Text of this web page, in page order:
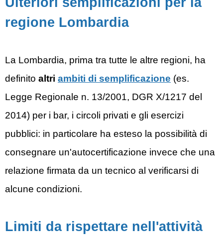
regione Lombardia
La Lombardia, prima tra tutte le altre regioni, ha
definito altri ambiti di semplificazione (es.
Legge Regionale n. 13/2001, DGR X/1217 del
2014) per i bar, i circoli privati e gli esercizi
pubblici: in particolare ha esteso la possibilità di
consegnare un'autocertificazione invece che una
relazione firmata da un tecnico al verificarsi di
alcune condizioni.
Limiti da rispettare nell'attività